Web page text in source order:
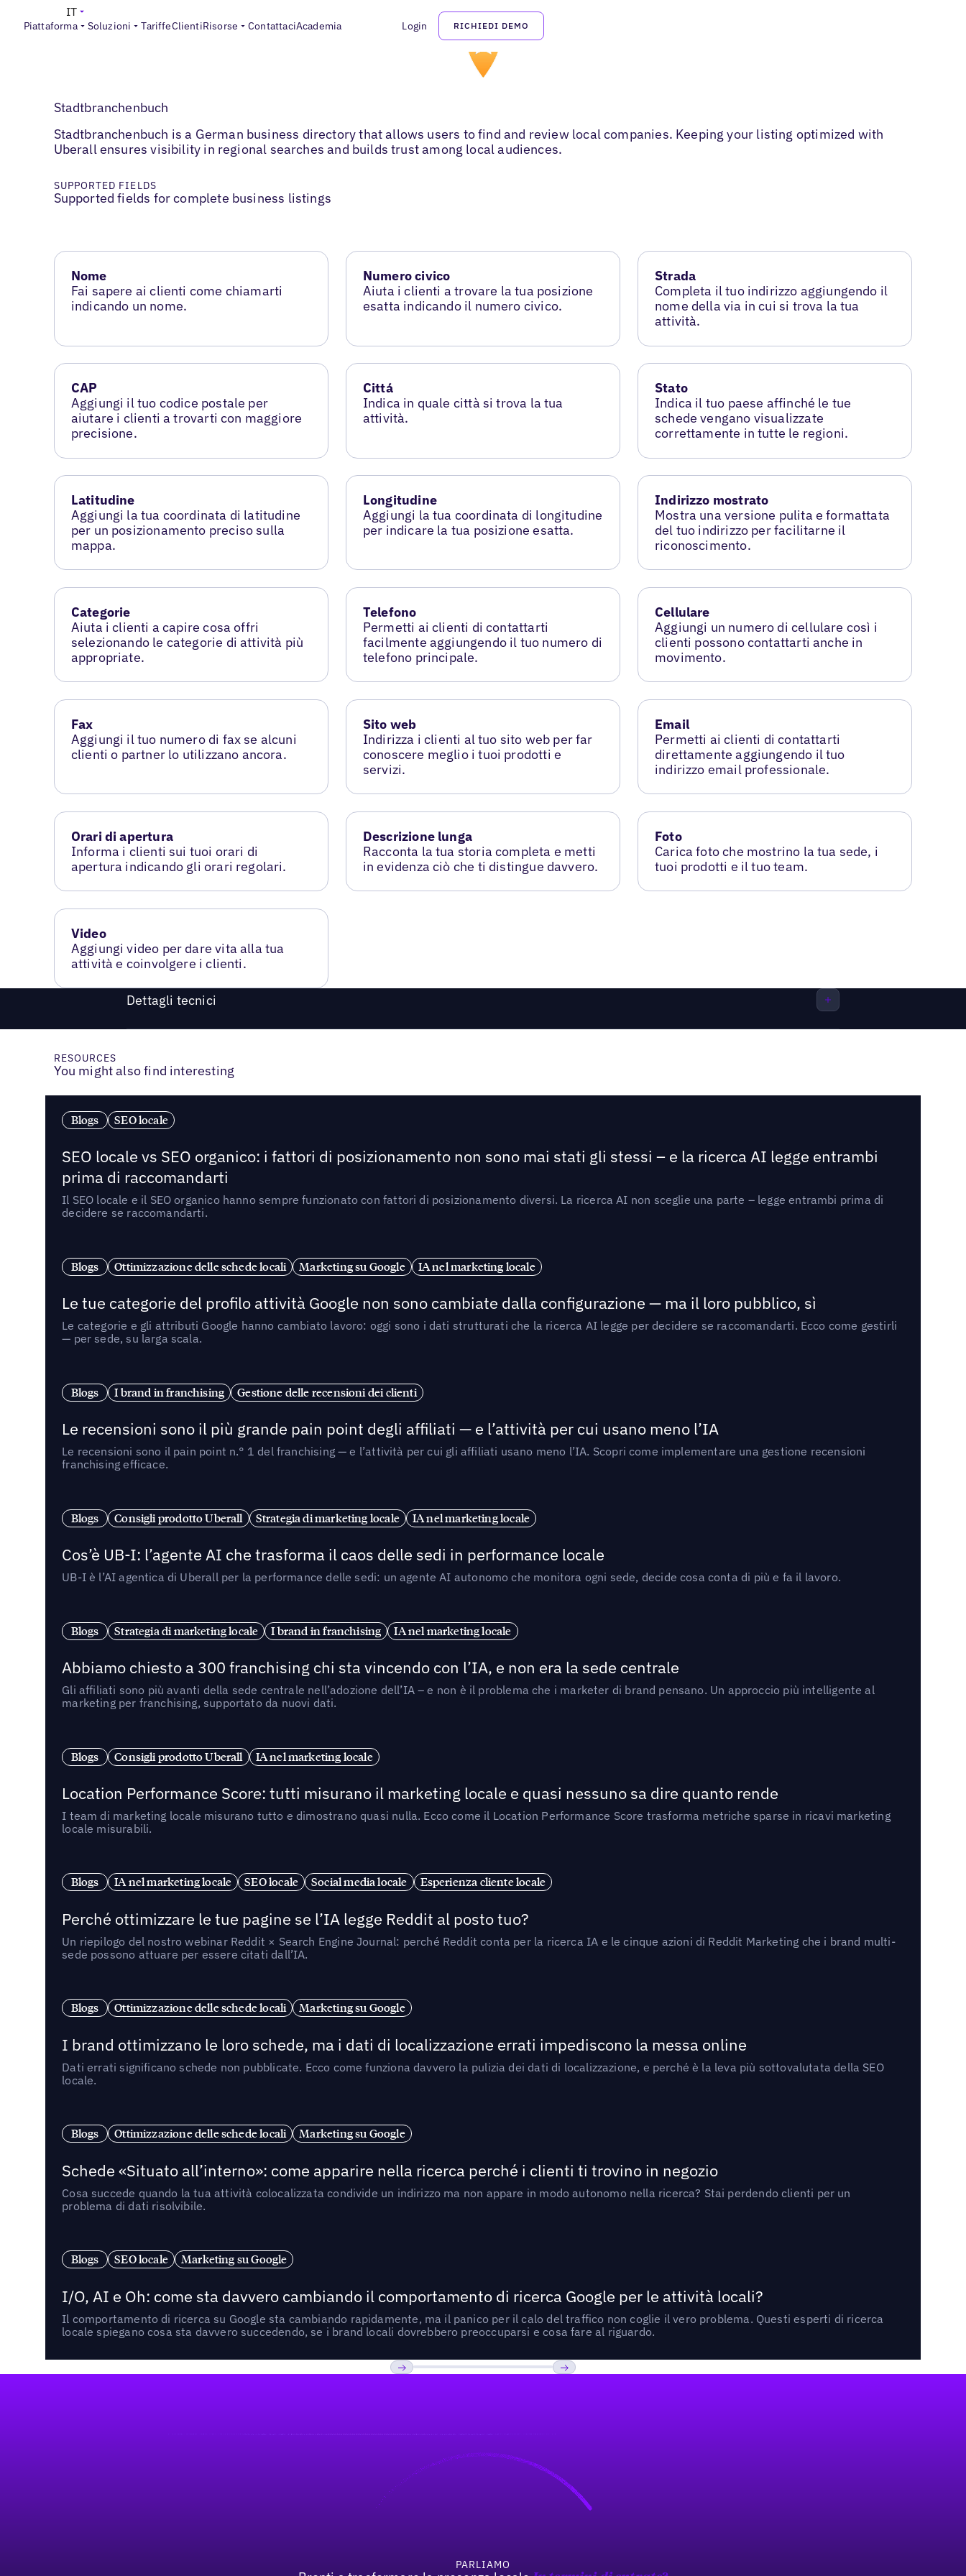
Piattaforma Soluzioni TariffeClientiRisorse ContattaciAcademia Login RICHIEDI DEMO
IT
Stadtbranchenbuch
Stadtbranchenbuch is a German business directory that allows users to find and review local companies. Keeping your listing optimized with
Uberall ensures visibility in regional searches and builds trust among local audiences.
SUPPORTED FIELDS
Supported fields for complete business listings
Nome
Fai sapere ai clienti come chiamarti
indicando un nome.
Numero civico
Aiuta i clienti a trovare la tua posizione
esatta indicando il numero civico.
Strada
Completa il tuo indirizzo aggiungendo il
nome della via in cui si trova la tua
attività.
CAP
Aggiungi il tuo codice postale per
aiutare i clienti a trovarti con maggiore
precisione.
Cittá
Indica in quale città si trova la tua
attività.
Stato
Indica il tuo paese affinché le tue
schede vengano visualizzate
correttamente in tutte le regioni.
Latitudine
Aggiungi la tua coordinata di latitudine
per un posizionamento preciso sulla
mappa.
Longitudine
Aggiungi la tua coordinata di longitudine
per indicare la tua posizione esatta.
Indirizzo mostrato
Mostra una versione pulita e formattata
del tuo indirizzo per facilitarne il
riconoscimento.
Categorie
Aiuta i clienti a capire cosa offri
selezionando le categorie di attività più
appropriate.
Telefono
Permetti ai clienti di contattarti
facilmente aggiungendo il tuo numero di
telefono principale.
Cellulare
Aggiungi un numero di cellulare così i
clienti possono contattarti anche in
movimento.
Fax
Aggiungi il tuo numero di fax se alcuni
clienti o partner lo utilizzano ancora.
Sito web
Indirizza i clienti al tuo sito web per far
conoscere meglio i tuoi prodotti e
servizi.
Email
Permetti ai clienti di contattarti
direttamente aggiungendo il tuo
indirizzo email professionale.
Orari di apertura
Informa i clienti sui tuoi orari di
apertura indicando gli orari regolari.
Descrizione lunga
Racconta la tua storia completa e metti
in evidenza ciò che ti distingue davvero.
Foto
Carica foto che mostrino la tua sede, i
tuoi prodotti e il tuo team.
Video
Aggiungi video per dare vita alla tua
attività e coinvolgere i clienti.
Dettagli tecnici
RESOURCES
You might also find interesting
Blogs SEO locale
SEO locale vs SEO organico: i fattori di posizionamento non sono mai stati gli stessi – e la ricerca AI legge entrambi
prima di raccomandarti
Il SEO locale e il SEO organico hanno sempre funzionato con fattori di posizionamento diversi. La ricerca AI non sceglie una parte – legge entrambi prima di
decidere se raccomandarti.
Blogs Ottimizzazione delle schede locali Marketing su Google IA nel marketing locale
Le tue categorie del profilo attività Google non sono cambiate dalla configurazione — ma il loro pubblico, sì
Le categorie e gli attributi Google hanno cambiato lavoro: oggi sono i dati strutturati che la ricerca AI legge per decidere se raccomandarti. Ecco come gestirli
— per sede, su larga scala.
Blogs I brand in franchising Gestione delle recensioni dei clienti
Le recensioni sono il più grande pain point degli affiliati — e l’attività per cui usano meno l’IA
Le recensioni sono il pain point n.° 1 del franchising — e l’attività per cui gli affiliati usano meno l’IA. Scopri come implementare una gestione recensioni
franchising efficace.
Blogs Consigli prodotto Uberall Strategia di marketing locale IA nel marketing locale
Cos’è UB-I: l’agente AI che trasforma il caos delle sedi in performance locale
UB-I è l’AI agentica di Uberall per la performance delle sedi: un agente AI autonomo che monitora ogni sede, decide cosa conta di più e fa il lavoro.
Blogs Strategia di marketing locale I brand in franchising IA nel marketing locale
Abbiamo chiesto a 300 franchising chi sta vincendo con l’IA, e non era la sede centrale
Gli affiliati sono più avanti della sede centrale nell’adozione dell’IA – e non è il problema che i marketer di brand pensano. Un approccio più intelligente al
marketing per franchising, supportato da nuovi dati.
Blogs Consigli prodotto Uberall IA nel marketing locale
Location Performance Score: tutti misurano il marketing locale e quasi nessuno sa dire quanto rende
I team di marketing locale misurano tutto e dimostrano quasi nulla. Ecco come il Location Performance Score trasforma metriche sparse in ricavi marketing
locale misurabili.
Blogs IA nel marketing locale SEO locale Social media locale Esperienza cliente locale
Perché ottimizzare le tue pagine se l’IA legge Reddit al posto tuo?
Un riepilogo del nostro webinar Reddit × Search Engine Journal: perché Reddit conta per la ricerca IA e le cinque azioni di Reddit Marketing che i brand multi-
sede possono attuare per essere citati dall’IA.
Blogs Ottimizzazione delle schede locali Marketing su Google
I brand ottimizzano le loro schede, ma i dati di localizzazione errati impediscono la messa online
Dati errati significano schede non pubblicate. Ecco come funziona davvero la pulizia dei dati di localizzazione, e perché è la leva più sottovalutata della SEO
locale.
Blogs Ottimizzazione delle schede locali Marketing su Google
Schede «Situato all’interno»: come apparire nella ricerca perché i clienti ti trovino in negozio
Cosa succede quando la tua attività colocalizzata condivide un indirizzo ma non appare in modo autonomo nella ricerca? Stai perdendo clienti per un
problema di dati risolvibile.
Blogs SEO locale Marketing su Google
I/O, AI e Oh: come sta davvero cambiando il comportamento di ricerca Google per le attività locali?
Il comportamento di ricerca su Google sta cambiando rapidamente, ma il panico per il calo del traffico non coglie il vero problema. Questi esperti di ricerca
locale spiegano cosa sta davvero succedendo, se i brand locali dovrebbero preoccuparsi e cosa fare al riguardo.
PARLIAMO